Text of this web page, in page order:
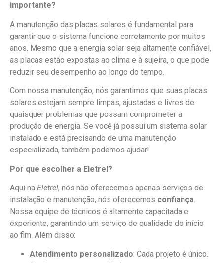
importante?
A manutenção das placas solares é fundamental para
garantir que o sistema funcione corretamente por muitos
anos. Mesmo que a energia solar seja altamente confiável,
as placas estão expostas ao clima e à sujeira, o que pode
reduzir seu desempenho ao longo do tempo.
Com nossa manutenção, nós garantimos que suas placas
solares estejam sempre limpas, ajustadas e livres de
quaisquer problemas que possam comprometer a
produção de energia. Se você já possui um sistema solar
instalado e está precisando de uma manutenção
especializada, também podemos ajudar!
Por que escolher a Eletrel?
Aqui na Eletrel, nós não oferecemos apenas serviços de
instalação e manutenção, nós oferecemos confiança.
Nossa equipe de técnicos é altamente capacitada e
experiente, garantindo um serviço de qualidade do início
ao fim. Além disso:
Atendimento personalizado: Cada projeto é único.